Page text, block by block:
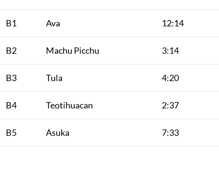
B1 Ava 12:14
B2 Machu Picchu 3:14
B3 Tula 4:20
B4 Teotihuacan 2:37
B5 Asuka 7:33